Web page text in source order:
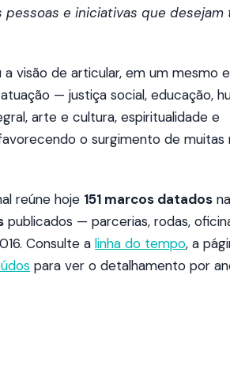
pessoas e iniciativas que desejam
visão de articular, em um mesmo
— justiça social, educação,
arte e cultura, espiritualidade e
o surgimento de muitas
reúne hoje 151 marcos datados
publicados — parcerias, rodas,
Consulte a linha do tempo, a
para ver o detalhamento por